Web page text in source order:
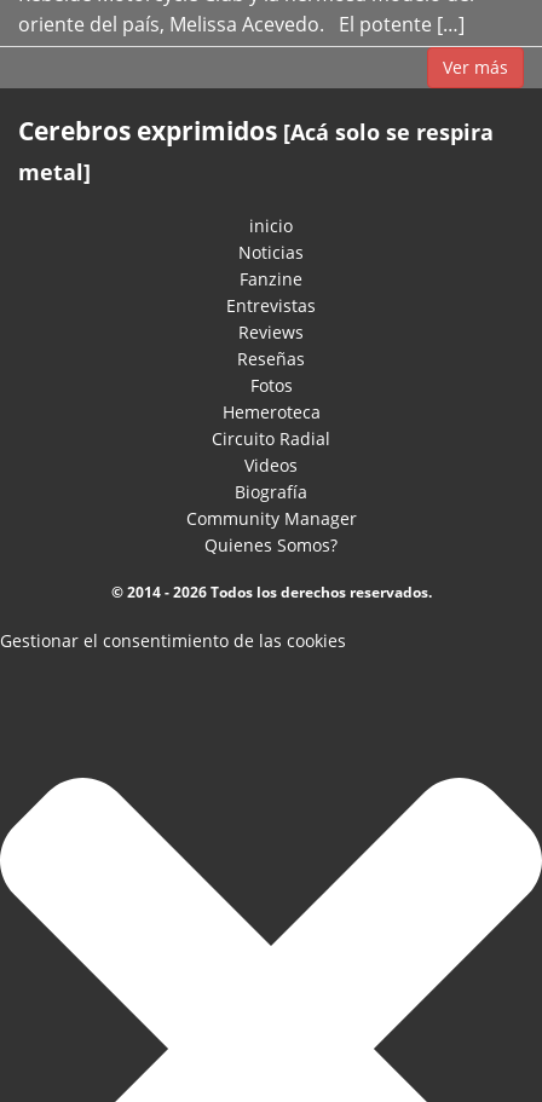
oriente del país, Melissa Acevedo. El potente […]
Ver más
Cerebros exprimidos [Acá solo se respira
metal]
inicio
Noticias
Fanzine
Entrevistas
Reviews
Reseñas
Fotos
Hemeroteca
Circuito Radial
Videos
Biografía
Community Manager
Quienes Somos?
© 2014 - 2026 Todos los derechos reservados.
Gestionar el consentimiento de las cookies